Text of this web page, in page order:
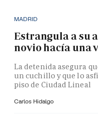
MADRID
Estrangula a su
novio hacía una
La detenida asegura
un cuchillo y que lo
piso de Ciudad Lineal
Carlos Hidalgo